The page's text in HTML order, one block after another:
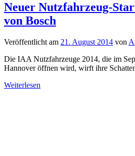
Neuer Nutzfahrzeug-
von Bosch
Veröffentlicht am 21. August 2014 von
Die IAA Nutzfahrzeuge 2014, die im
Hannover öffnen wird, wirft ihre
Weiterlesen